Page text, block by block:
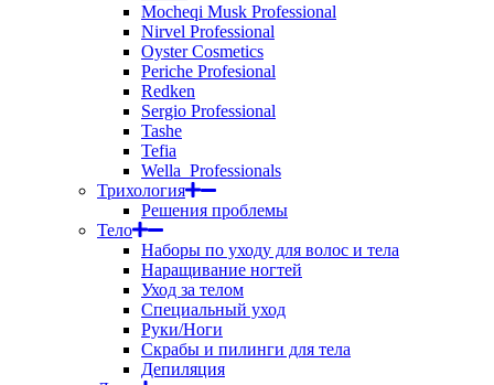
Mocheqi Musk Professional
Nirvel Professional
Oyster Cosmetics
Periche Profesional
Redken
Sergio Professional
Tashe
Tefia
Wella_Professionals
Трихология
Решения проблемы
Тело
Наборы по уходу для волос и тела
Наращивание ногтей
Уход за телом
Специальный уход
Руки/Ноги
Скрабы и пилинги для тела
Депиляция